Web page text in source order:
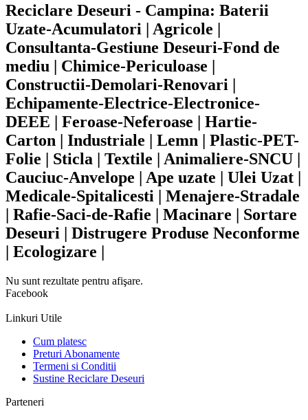
Reciclare Deseuri - Campina: Baterii
Uzate-Acumulatori | Agricole |
Consultanta-Gestiune Deseuri-Fond de
mediu | Chimice-Periculoase |
Constructii-Demolari-Renovari |
Echipamente-Electrice-Electronice-
DEEE | Feroase-Neferoase | Hartie-
Carton | Industriale | Lemn | Plastic-PET-
Folie | Sticla | Textile | Animaliere-SNCU |
Cauciuc-Anvelope | Ape uzate | Ulei Uzat |
Medicale-Spitalicesti | Menajere-Stradale
| Rafie-Saci-de-Rafie | Macinare | Sortare
Deseuri | Distrugere Produse Neconforme
| Ecologizare |
Nu sunt rezultate pentru afişare.
Facebook
Linkuri Utile
Cum platesc
Preturi Abonamente
Termeni si Conditii
Sustine Reciclare Deseuri
Parteneri